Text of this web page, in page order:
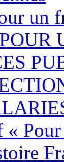
un
Pour